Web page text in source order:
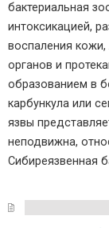
бактериальная
интоксикацией,
воспаления кожи,
органов и
образованием в
карбункула или
язвы
неподвижна,
Сибиреязвенная